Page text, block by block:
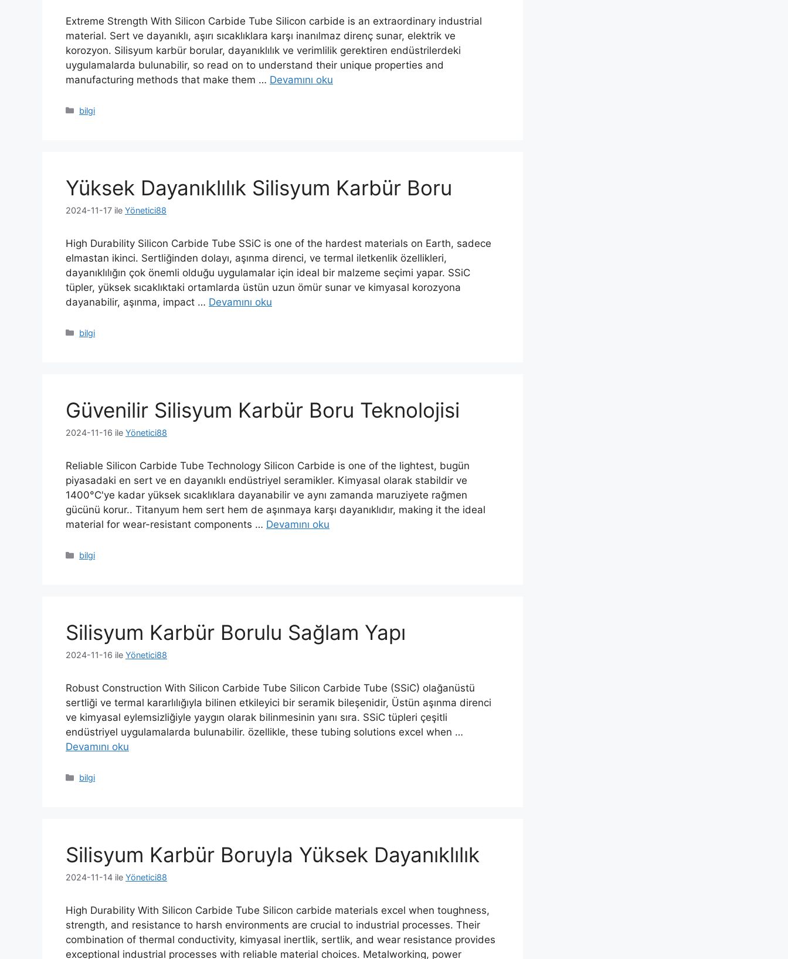
Extreme Strength With Silicon Carbide Tube Silicon carbide is an extraordinary industrial
material. Sert ve dayanıklı, aşırı sıcaklıklara karşı inanılmaz direnç sunar, elektrik ve
korozyon. Silisyum karbür borular, dayanıklılık ve verimlilik gerektiren endüstrilerdeki
uygulamalarda bulunabilir, so read on to understand their unique properties and
manufacturing methods that make them … Devamını oku
Kategoriler
bilgi
Yüksek Dayanıklılık Silisyum Karbür Boru
2024-11-17 ile Yönetici88
High Durability Silicon Carbide Tube SSiC is one of the hardest materials on Earth, sadece
elmastan ikinci. Sertliğinden dolayı, aşınma direnci, ve termal iletkenlik özellikleri,
dayanıklılığın çok önemli olduğu uygulamalar için ideal bir malzeme seçimi yapar. SSiC
tüpler, yüksek sıcaklıktaki ortamlarda üstün uzun ömür sunar ve kimyasal korozyona
dayanabilir, aşınma, impact … Devamını oku
Kategoriler
bilgi
Güvenilir Silisyum Karbür Boru Teknolojisi
2024-11-16 ile Yönetici88
Reliable Silicon Carbide Tube Technology Silicon Carbide is one of the lightest, bugün
piyasadaki en sert ve en dayanıklı endüstriyel seramikler. Kimyasal olarak stabildir ve
1400°C'ye kadar yüksek sıcaklıklara dayanabilir ve aynı zamanda maruziyete rağmen
gücünü korur.. Titanyum hem sert hem de aşınmaya karşı dayanıklıdır, making it the ideal
material for wear-resistant components … Devamını oku
Kategoriler
bilgi
Silisyum Karbür Borulu Sağlam Yapı
2024-11-16 ile Yönetici88
Robust Construction With Silicon Carbide Tube Silicon Carbide Tube (SSiC) olağanüstü
sertliği ve termal kararlılığıyla bilinen etkileyici bir seramik bileşenidir, Üstün aşınma direnci
ve kimyasal eylemsizliğiyle yaygın olarak bilinmesinin yanı sıra. SSiC tüpleri çeşitli
endüstriyel uygulamalarda bulunabilir. özellikle, these tubing solutions excel when …
Devamını oku
Kategoriler
bilgi
Silisyum Karbür Boruyla Yüksek Dayanıklılık
2024-11-14 ile Yönetici88
High Durability With Silicon Carbide Tube Silicon carbide materials excel when toughness,
strength, and resistance to harsh environments are crucial to industrial processes. Their
combination of thermal conductivity, kimyasal inertlik, sertlik, and wear resistance provides
exceptional industrial processes with reliable material choices. Metalworking, power